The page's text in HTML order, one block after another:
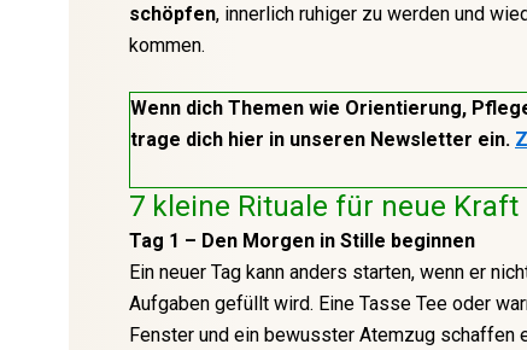
schöpfen, innerlich ruhiger zu werden und
kommen.
Wenn dich Themen wie Orientierung,
trage dich hier in unseren Newsletter ein.
7 kleine Rituale für neue Kraft
Tag 1 – Den Morgen in Stille beginnen
Ein neuer Tag kann anders starten, wenn er
Aufgaben gefüllt wird. Eine Tasse Tee oder
Fenster und ein bewusster Atemzug schaffen